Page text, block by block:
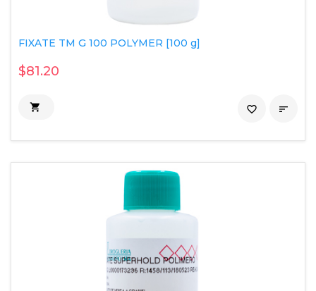
FIXATE TM G 100 POLYMER [100 g]
$81.20
 
favorite_border